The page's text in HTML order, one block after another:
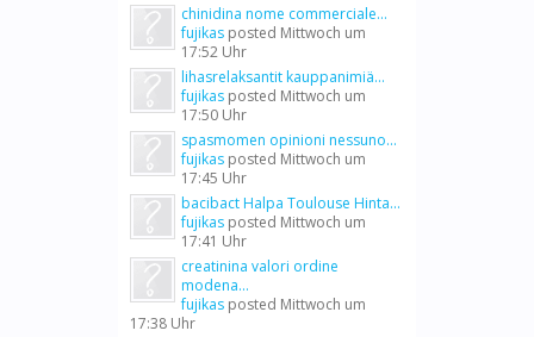
chinidina nome commerciale...
fujikas posted Mittwoch um
17:52 Uhr
lihasrelaksantit kauppanimiä...
fujikas posted Mittwoch um
17:50 Uhr
spasmomen opinioni nessuno...
fujikas posted Mittwoch um
17:45 Uhr
bacibact Halpa Toulouse Hinta...
fujikas posted Mittwoch um
17:41 Uhr
creatinina valori ordine
modena...
fujikas posted Mittwoch um
17:38 Uhr